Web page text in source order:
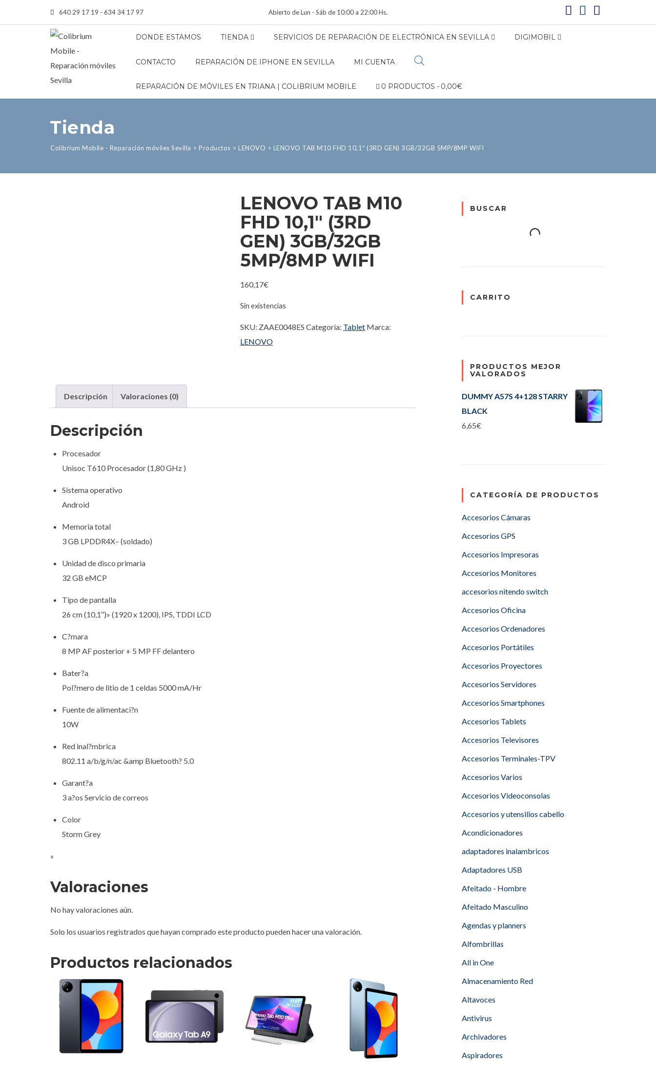
640 29 17 19 - 634 34 17 97 Abierto de Lun - Sáb de 10:00 a 22:00 Hs.
DONDE ESTAMOS TIENDA SERVICIOS DE REPARACIÓN DE ELECTRÓNICA EN SEVILLA DIGIMOBIL
CONTACTO REPARACIÓN DE IPHONE EN SEVILLA MI CUENTA
REPARACIÓN DE MÓVILES EN TRIANA | COLIBRIUM MOBILE 0 PRODUCTOS 0,00€
Tienda
Colibrium Mobile - Reparación móviles Sevilla > Productos > LENOVO > LENOVO TAB M10 FHD 10,1″ (3RD GEN) 3GB/32GB 5MP/8MP WIFI
LENOVO TAB M10
FHD 10,1″ (3RD
GEN) 3GB/32GB
5MP/8MP WIFI
160,17€
Sin existencias
SKU: ZAAE0048ES Categoría: Tablet Marca:
LENOVO
Descripción Valoraciones (0)
Descripción
Procesador
Unisoc T610 Procesador (1,80 GHz )
Sistema operativo
Android
Memoria total
3 GB LPDDR4X– (soldado)
Unidad de disco primaria
32 GB eMCP
Tipo de pantalla
26 cm (10,1″)» (1920 x 1200), IPS, TDDI LCD
C?mara
8 MP AF posterior + 5 MP FF delantero
Bater?a
Pol?mero de litio de 1 celdas 5000 mA/Hr
Fuente de alimentaci?n
10W
Red inal?mbrica
802.11 a/b/g/n/ac &amp Bluetooth? 5.0
Garant?a
3 a?os Servicio de correos
Color
Storm Grey
«
Valoraciones
No hay valoraciones aún.
Solo los usuarios registrados que hayan comprado este producto pueden hacer una valoración.
Productos relacionados
BUSCAR
CARRITO
PRODUCTOS MEJOR
VALORADOS
DUMMY A57S 4+128 STARRY
BLACK
6,65€
CATEGORÍA DE PRODUCTOS
Accesorios Cámaras
Accesorios GPS
Accesorios Impresoras
Accesorios Monitores
accesorios nitendo switch
Accesorios Oficina
Accesorios Ordenadores
Accesorios Portátiles
Accesorios Proyectores
Accesorios Servidores
Accesorios Smartphones
Accesorios Tablets
Accesorios Televisores
Accesorios Terminales-TPV
Accesorios Varios
Accesorios Videoconsolas
Accesorios y utensilios cabello
Acondicionadores
adaptadores inalambricos
Adaptadores USB
Afeitado - Hombre
Afeitado Masculino
Agendas y planners
Alfombrillas
All in One
Almacenamiento Red
Altavoces
Antivirus
Archivadores
Aspiradores